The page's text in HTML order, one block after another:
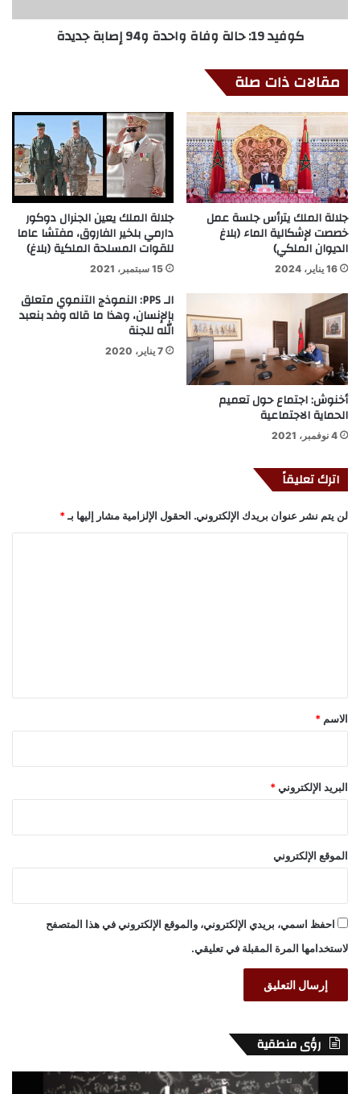
كوفيد 19: حالة وفاة واحدة و94 إصابة جديدة
مقالات ذات صلة
جلالة الملك يترأس جلسة عمل
خصصت لإشكالية الماء (بلاغ
الديوان الملكي)
16 يناير، 2024
جلالة الملك يعين الجنرال دوكور
دارمي بلخير الفاروق، مفتشا عاما
للقوات المسلحة الملكية (بلاغ)
15 سبتمبر، 2021
أخنوش: اجتماع حول تعميم
الحماية الاجتماعية
4 نوفمبر، 2021
الـ PPS: النموذج التنموي متعلق
بالإنسان، وهذا ما قاله وفد بنعبد
الله للجنة
7 يناير، 2020
اترك تعليقاً
لن يتم نشر عنوان بريدك الإلكتروني. الحقول الإلزامية مشار إليها بـ *
*
الاسم *
البريد الإلكتروني *
الموقع الإلكتروني
احفظ اسمي، بريدي الإلكتروني، والموقع الإلكتروني في هذا المتصفح
لاستخدامها المرة المقبلة في تعليقي.
رؤى منطقية